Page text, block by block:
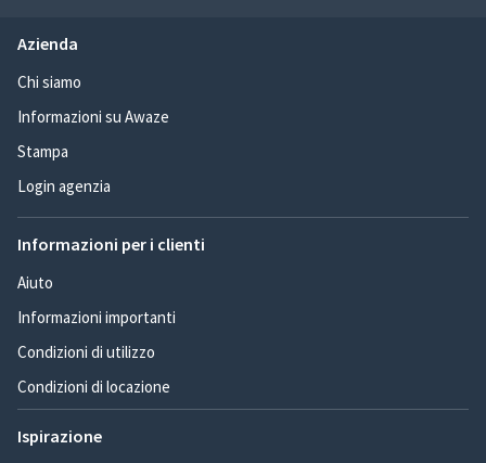
Azienda
Chi siamo
Informazioni su Awaze
Stampa
Login agenzia
Informazioni per i clienti
Aiuto
Informazioni importanti
Condizioni di utilizzo
Condizioni di locazione
Ispirazione